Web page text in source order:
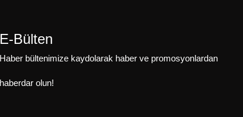
E-Bülten
Haber bültenimize kaydolarak haber ve promosyonlardan
haberdar olun!